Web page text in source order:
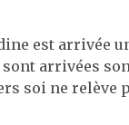
est arrivée
arrivées
soi ne relève